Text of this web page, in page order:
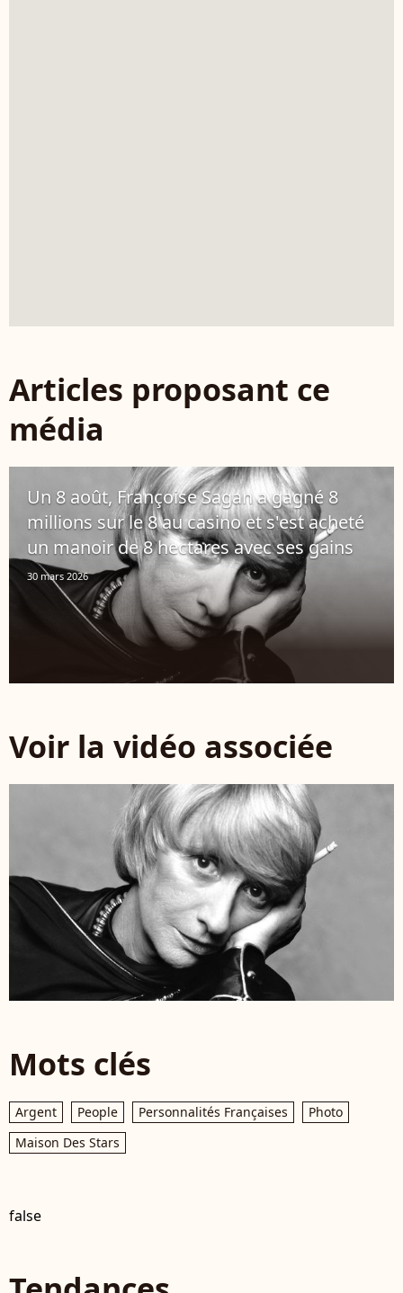
Articles proposant ce
média
Un 8 août, Françoise Sagan a gagné 8
millions sur le 8 au casino et s'est acheté
un manoir de 8 hectares avec ses gains
30 mars 2026
Voir la vidéo associée
Mots clés
Argent People Personnalités Françaises
Photo
Maison Des Stars
false